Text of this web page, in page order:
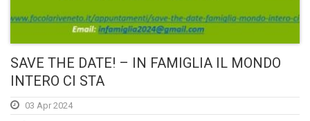
SAVE THE DATE! – IN FAMIGLIA IL MONDO
INTERO CI STA
03 Apr 2024